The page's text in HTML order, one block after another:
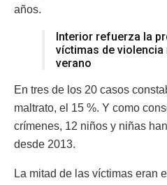
años.
Interior refuerza la
víctimas de violencia
verano
En tres de los 20 casos
maltrato, el 15 %. Y como
crímenes, 12 niños y niñas
desde 2013.
La mitad de las víctimas eran